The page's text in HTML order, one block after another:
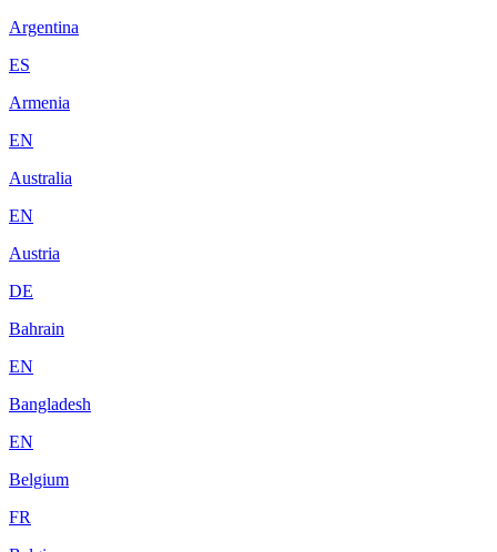
Argentina
ES
Armenia
EN
Australia
EN
Austria
DE
Bahrain
EN
Bangladesh
EN
Belgium
FR